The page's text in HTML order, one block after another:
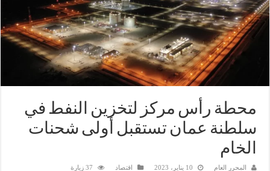
محطة رأس مركز لتخزين النفط في
سلطنة عمان تستقبل أولى شحنات
الخام
المحرر العام 10 يناير، 2023 اقتصاد 37 زيارة